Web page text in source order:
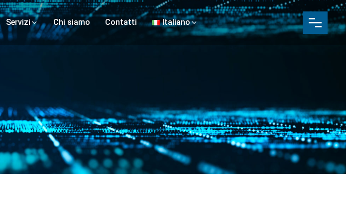
Servizi Chi siamo Contatti Italiano